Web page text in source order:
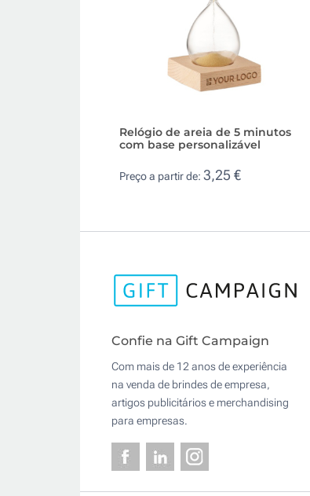
Relógio de areia de 5 minutos
com base personalizável
Preço a partir de: 3,25 €
Confie na Gift Campaign
Com mais de 12 anos de experiência
na venda de brindes de empresa,
artigos publicitários e merchandising
para empresas.